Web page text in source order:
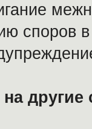
споров
другие